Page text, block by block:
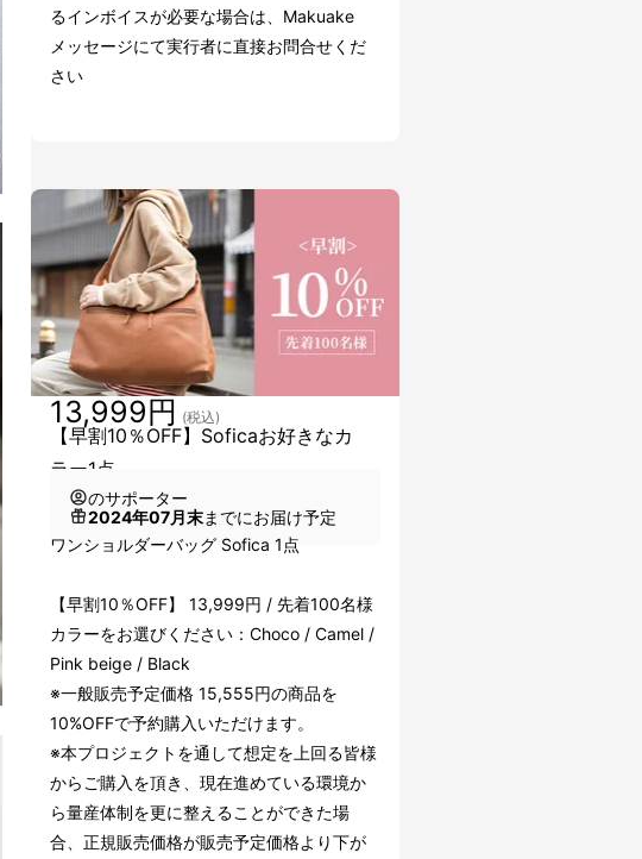
るインボイスが必要な場合は、Makuake
メッセージにて実行者に直接お問合せくだ
さい
【早割10％OFF】Soficaお好きなカ
ラー1点
13,999円 (税込)
のサポーター
2024年07月末までにお届け予定
ワンショルダーバッグ Sofica 1点
【早割10％OFF】 13,999円 / 先着100名様
カラーをお選びください：Choco / Camel /
Pink beige / Black
※一般販売予定価格 15,555円の商品を
10%OFFで予約購入いただけます。
※本プロジェクトを通して想定を上回る皆様
からご購入を頂き、現在進めている環境か
ら量産体制を更に整えることができた場
合、正規販売価格が販売予定価格より下が